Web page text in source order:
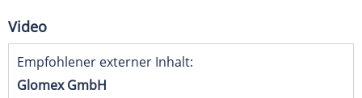
Video
Empfohlener externer Inhalt:
Glomex GmbH